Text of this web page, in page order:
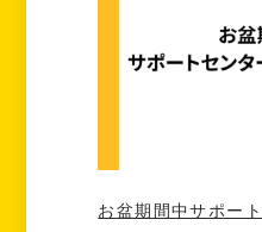
お盆期間中サポー